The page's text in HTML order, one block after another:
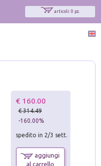
articoli: 0 pz.
€ 160.00
€ 314.49
-160.00%
spedito in 2/3 sett.
aggiungi
al carrello